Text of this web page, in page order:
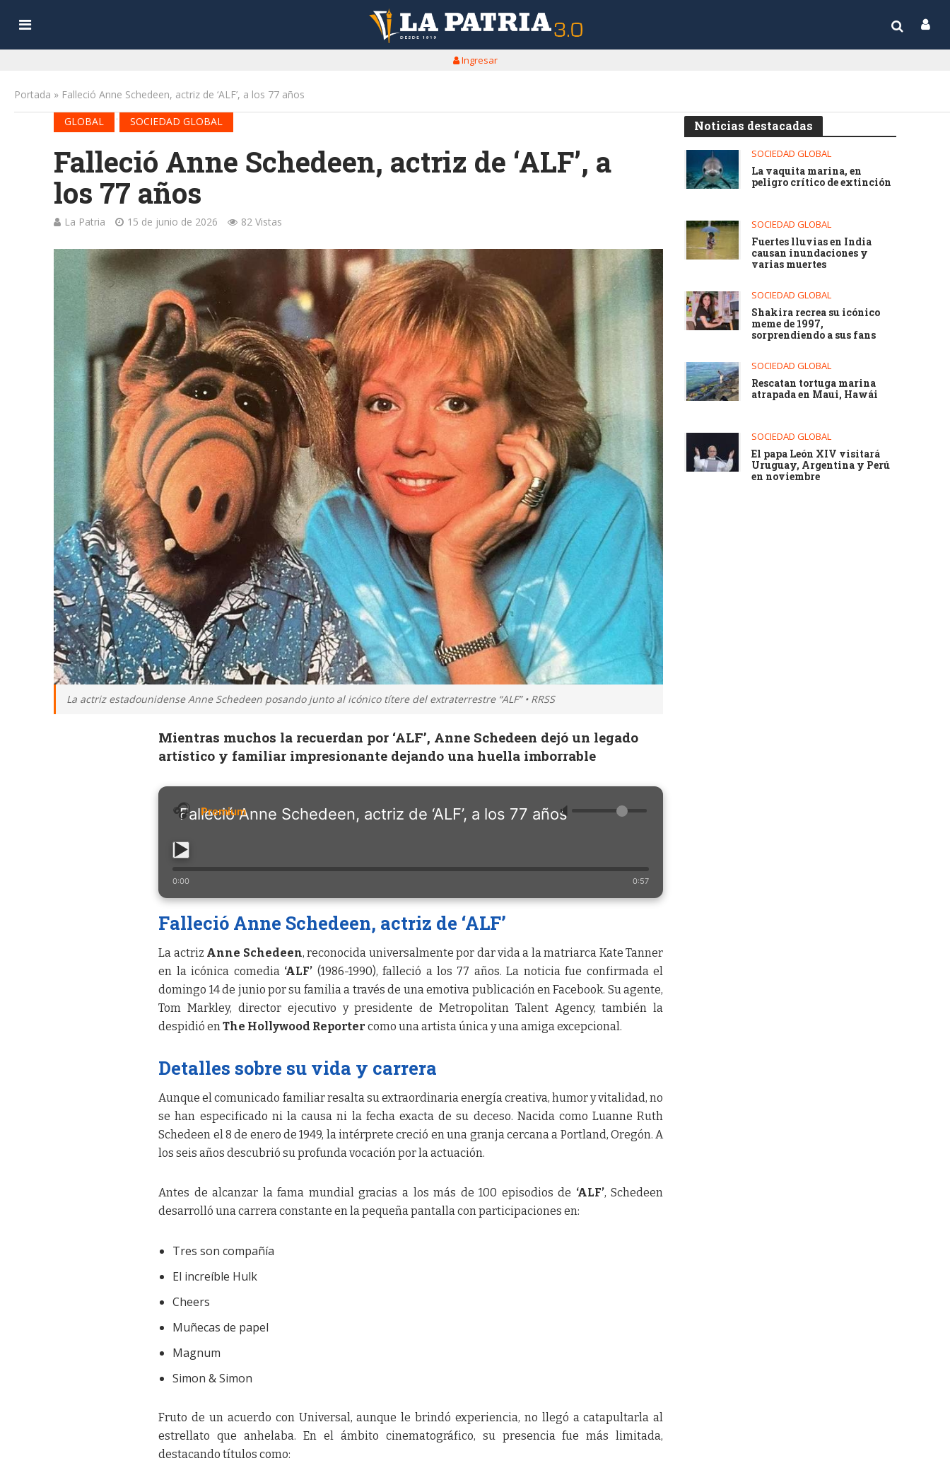
Ingresar
Portada » Falleció Anne Schedeen, actriz de ‘ALF’, a los 77 años
GLOBAL
SOCIEDAD GLOBAL
Falleció Anne Schedeen, actriz de ‘ALF’, a
los 77 años
La Patria 15 de junio de 2026 82 Vistas
La actriz estadounidense Anne Schedeen posando junto al icónico títere del extraterrestre “ALF” • RRSS
Mientras muchos la recuerdan por ‘ALF’, Anne Schedeen dejó un legado
artístico y familiar impresionante dejando una huella imborrable
Falleció Anne Schedeen, actriz de ‘ALF’, a los 77 años
🔈
0:00 0:57
Falleció Anne Schedeen, actriz de ‘ALF’
La actriz Anne Schedeen, reconocida universalmente por dar vida a la matriarca Kate Tanner
en la icónica comedia ‘ALF’ (1986-1990), falleció a los 77 años. La noticia fue confirmada el
domingo 14 de junio por su familia a través de una emotiva publicación en Facebook. Su agente,
Tom Markley, director ejecutivo y presidente de Metropolitan Talent Agency, también la
despidió enThe Hollywood Reporter como una artista única y una amiga excepcional.
Detalles sobre su vida y carrera
Aunque el comunicado familiar resalta su extraordinaria energía creativa, humor y vitalidad, no
se han especificado ni la causa ni la fecha exacta de su deceso. Nacida como Luanne Ruth
Schedeen el 8 de enero de 1949, la intérprete creció en una granja cercana a Portland, Oregón. A
los seis años descubrió su profunda vocación por la actuación.
Antes de alcanzar la fama mundial gracias a los más de 100 episodios de ‘ALF’, Schedeen
desarrolló una carrera constante en la pequeña pantalla con participaciones en:
Tres son compañía
El increíble Hulk
Cheers
Muñecas de papel
Magnum
Simon & Simon
Fruto de un acuerdo con Universal, aunque le brindó experiencia, no llegó a catapultarla al
estrellato que anhelaba. En el ámbito cinematográfico, su presencia fue más limitada,
destacando títulos como:
Noticias destacadas
SOCIEDAD GLOBAL
La vaquita marina, en
peligro crítico de extinción
SOCIEDAD GLOBAL
Fuertes lluvias en India
causan inundaciones y
varias muertes
SOCIEDAD GLOBAL
Shakira recrea su icónico
meme de 1997,
sorprendiendo a sus fans
SOCIEDAD GLOBAL
Rescatan tortuga marina
atrapada en Maui, Hawái
SOCIEDAD GLOBAL
El papa León XIV visitará
Uruguay, Argentina y Perú
en noviembre